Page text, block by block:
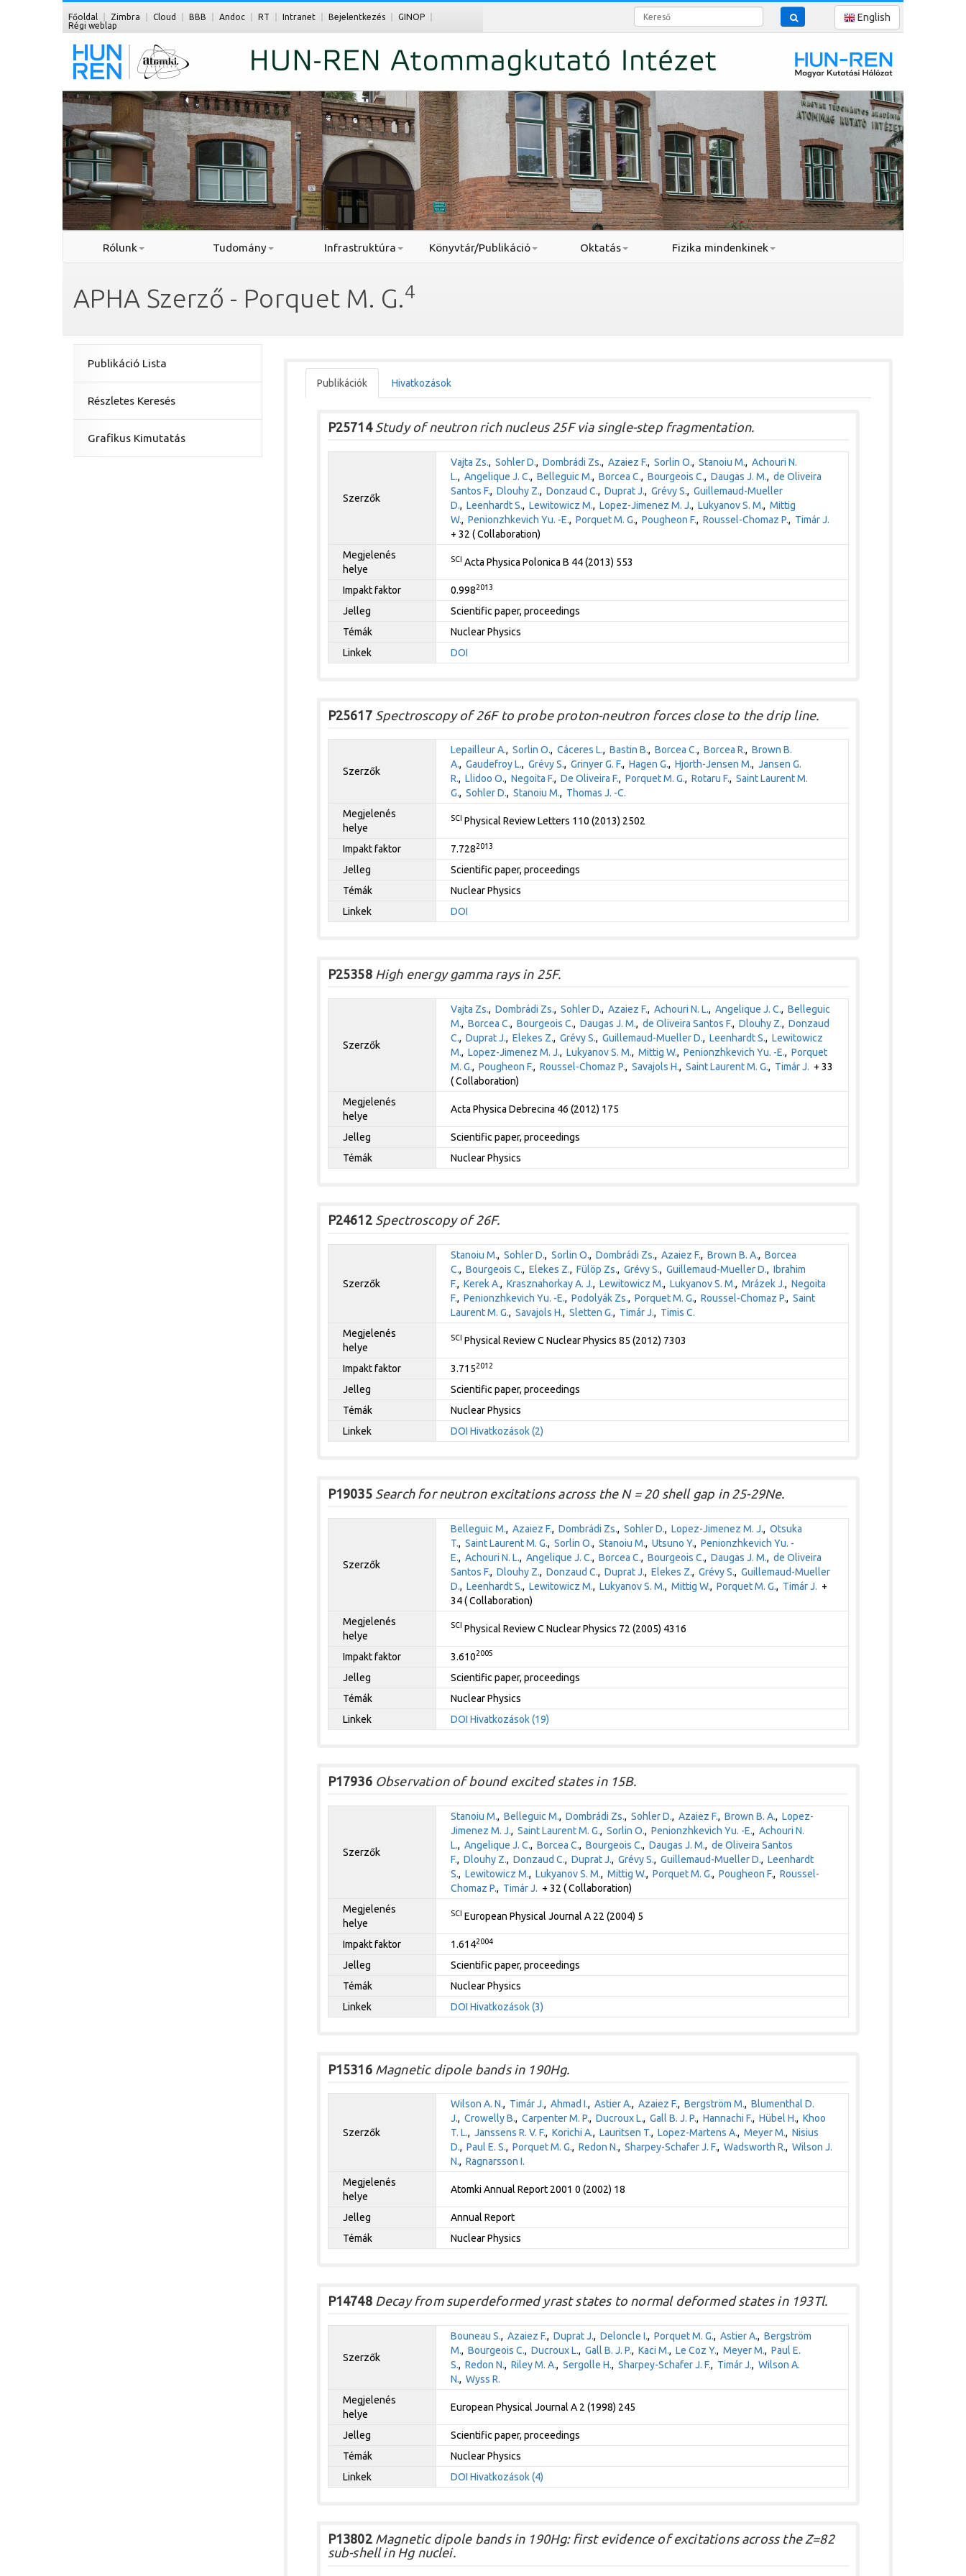
Főoldal Zimbra Cloud BBB Andoc RT Intranet Bejelentkezés
GINOP
Régi weblap
Kereső English
Rólunk Tudomány Infrastruktúra Könyvtár/Publikáció Oktatás Fizika mindenkinek
APHA Szerző - Porquet M. G.4
Publikáció Lista
Részletes Keresés
Grafikus Kimutatás
Publikációk Hivatkozások
P25714Study of neutron rich nucleus 25F via single-step fragmentation.
Szerzők
Vajta Zs., Sohler D., Dombrádi Zs., Azaiez F., Sorlin O., Stanoiu M., Achouri N.
L., Angelique J. C., Belleguic M., Borcea C., Bourgeois C., Daugas J. M., de Oliveira
Santos F., Dlouhy Z., Donzaud C., Duprat J., Grévy S., Guillemaud-Mueller
D., Leenhardt S., Lewitowicz M., Lopez-Jimenez M. J., Lukyanov S. M., Mittig
W., Penionzhkevich Yu. -E., Porquet M. G., Pougheon F., Roussel-Chomaz P., Timár J.
+ 32 ( Collaboration)
Megjelenés
helye
SCI Acta Physica Polonica B 44 (2013) 553
Impakt faktor 0.9982013
Jelleg
Scientific paper, proceedings
Témák
Nuclear Physics
Linkek
DOI
P25617Spectroscopy of 26F to probe proton-neutron forces close to the drip line.
Szerzők
Lepailleur A., Sorlin O., Cáceres L., Bastin B., Borcea C., Borcea R., Brown B.
A., Gaudefroy L., Grévy S., Grinyer G. F., Hagen G., Hjorth-Jensen M., Jansen G.
R., Llidoo O., Negoita F., De Oliveira F., Porquet M. G., Rotaru F., Saint Laurent M.
G., Sohler D., Stanoiu M., Thomas J. -C.
Megjelenés
helye
SCI Physical Review Letters 110 (2013) 2502
Impakt faktor 7.7282013
Jelleg
Scientific paper, proceedings
Témák
Nuclear Physics
Linkek
DOI
P25358High energy gamma rays in 25F.
Szerzők
Vajta Zs., Dombrádi Zs., Sohler D., Azaiez F., Achouri N. L., Angelique J. C., Belleguic
M., Borcea C., Bourgeois C., Daugas J. M., de Oliveira Santos F., Dlouhy Z., Donzaud
C., Duprat J., Elekes Z., Grévy S., Guillemaud-Mueller D., Leenhardt S., Lewitowicz
M., Lopez-Jimenez M. J., Lukyanov S. M., Mittig W., Penionzhkevich Yu. -E., Porquet
M. G., Pougheon F., Roussel-Chomaz P., Savajols H., Saint Laurent M. G., Timár J. + 33
( Collaboration)
Megjelenés
helye
Acta Physica Debrecina 46 (2012) 175
Jelleg
Scientific paper, proceedings
Témák
Nuclear Physics
P24612Spectroscopy of 26F.
Szerzők
Stanoiu M., Sohler D., Sorlin O., Dombrádi Zs., Azaiez F., Brown B. A., Borcea
C., Bourgeois C., Elekes Z., Fülöp Zs., Grévy S., Guillemaud-Mueller D., Ibrahim
F., Kerek A., Krasznahorkay A. J., Lewitowicz M., Lukyanov S. M., Mrázek J., Negoita
F., Penionzhkevich Yu. -E., Podolyák Zs., Porquet M. G., Roussel-Chomaz P., Saint
Laurent M. G., Savajols H., Sletten G., Timár J., Timis C.
Megjelenés
helye
SCI Physical Review C Nuclear Physics 85 (2012) 7303
Impakt faktor 3.7152012
Jelleg
Scientific paper, proceedings
Témák
Nuclear Physics
Linkek
DOI Hivatkozások (2)
P19035Search for neutron excitations across the N = 20 shell gap in 25-29Ne.
Szerzők
Belleguic M., Azaiez F., Dombrádi Zs., Sohler D., Lopez-Jimenez M. J., Otsuka
T., Saint Laurent M. G., Sorlin O., Stanoiu M., Utsuno Y., Penionzhkevich Yu. -
E., Achouri N. L., Angelique J. C., Borcea C., Bourgeois C., Daugas J. M., de Oliveira
Santos F., Dlouhy Z., Donzaud C., Duprat J., Elekes Z., Grévy S., Guillemaud-Mueller
D., Leenhardt S., Lewitowicz M., Lukyanov S. M., Mittig W., Porquet M. G., Timár J. +
34 ( Collaboration)
Megjelenés
helye
SCI Physical Review C Nuclear Physics 72 (2005) 4316
Impakt faktor 3.6102005
Jelleg
Scientific paper, proceedings
Témák
Nuclear Physics
Linkek
DOI Hivatkozások (19)
P17936Observation of bound excited states in 15B.
Szerzők
Stanoiu M., Belleguic M., Dombrádi Zs., Sohler D., Azaiez F., Brown B. A., Lopez-
Jimenez M. J., Saint Laurent M. G., Sorlin O., Penionzhkevich Yu. -E., Achouri N.
L., Angelique J. C., Borcea C., Bourgeois C., Daugas J. M., de Oliveira Santos
F., Dlouhy Z., Donzaud C., Duprat J., Grévy S., Guillemaud-Mueller D., Leenhardt
S., Lewitowicz M., Lukyanov S. M., Mittig W., Porquet M. G., Pougheon F., Roussel-
Chomaz P., Timár J. + 32 ( Collaboration)
Megjelenés
helye
SCI European Physical Journal A 22 (2004) 5
Impakt faktor 1.6142004
Jelleg
Scientific paper, proceedings
Témák
Nuclear Physics
Linkek
DOI Hivatkozások (3)
P15316Magnetic dipole bands in 190Hg.
Szerzők
Wilson A. N., Timár J., Ahmad I., Astier A., Azaiez F., Bergström M., Blumenthal D.
J., Crowelly B., Carpenter M. P., Ducroux L., Gall B. J. P., Hannachi F., Hübel H., Khoo
T. L., Janssens R. V. F., Korichi A., Lauritsen T., Lopez-Martens A., Meyer M., Nisius
D., Paul E. S., Porquet M. G., Redon N., Sharpey-Schafer J. F., Wadsworth R., Wilson J.
N., Ragnarsson I.
Megjelenés
helye
Atomki Annual Report 2001 0 (2002) 18
Jelleg
Annual Report
Témák
Nuclear Physics
P14748Decay from superdeformed yrast states to normal deformed states in 193Tl.
Szerzők
Bouneau S., Azaiez F., Duprat J., Deloncle I., Porquet M. G., Astier A., Bergström
M., Bourgeois C., Ducroux L., Gall B. J. P., Kaci M., Le Coz Y., Meyer M., Paul E.
S., Redon N., Riley M. A., Sergolle H., Sharpey-Schafer J. F., Timár J., Wilson A.
N., Wyss R.
Megjelenés
helye
European Physical Journal A 2 (1998) 245
Jelleg
Scientific paper, proceedings
Témák
Nuclear Physics
Linkek
DOI Hivatkozások (4)
P13802Magnetic dipole bands in 190Hg: first evidence of excitations across the Z=82
sub-shell in Hg nuclei.